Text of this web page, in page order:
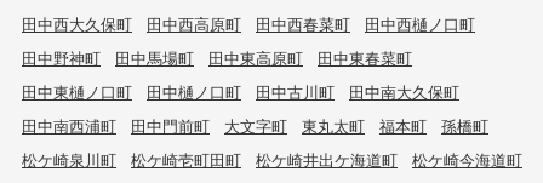
田中西大久保町
田中西高原町 田中西春菜町
田中西樋ノ口町
田中野神町
田中馬場町 田中東高原町
田中東春菜町
田中東樋ノ口町
田中樋ノ口町 田中古川町
田中南大久保町
田中南西浦町
田中門前町 大文字町 東丸太町 福本町
孫橋町
松ケ崎泉川町
松ケ崎壱町田町 松ケ崎井出ケ海道町
松ケ崎今海道町